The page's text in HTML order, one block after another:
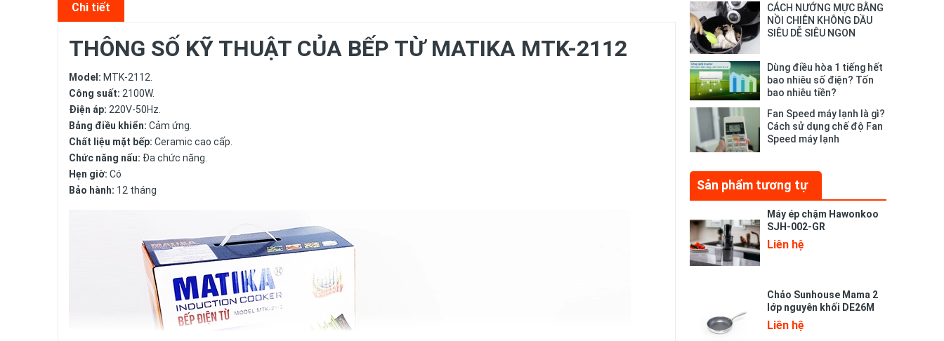
Chi tiết
THÔNG SỐ KỸ THUẬT CỦA BẾP TỪ MATIKA MTK-2112
Model: MTK-2112.
Công suất: 2100W.
Điện áp: 220V-50Hz.
Bảng điều khiển: Cảm ứng.
Chất liệu mặt bếp: Ceramic cao cấp.
Chức năng nấu: Đa chức năng.
Hẹn giờ: Có
Bảo hành: 12 tháng
CÁCH NƯỚNG MỰC BẰNG
NỒI CHIÊN KHÔNG DẦU
SIÊU DỄ SIÊU NGON
Dùng điều hòa 1 tiếng hết
bao nhiêu số điện? Tốn
bao nhiêu tiền?
Fan Speed máy lạnh là gì?
Cách sử dụng chế độ Fan
Speed máy lạnh
Sản phẩm tương tự
Máy ép chậm Hawonkoo
SJH-002-GR
Liên hệ
Chảo Sunhouse Mama 2
lớp nguyên khối DE26M
Liên hệ